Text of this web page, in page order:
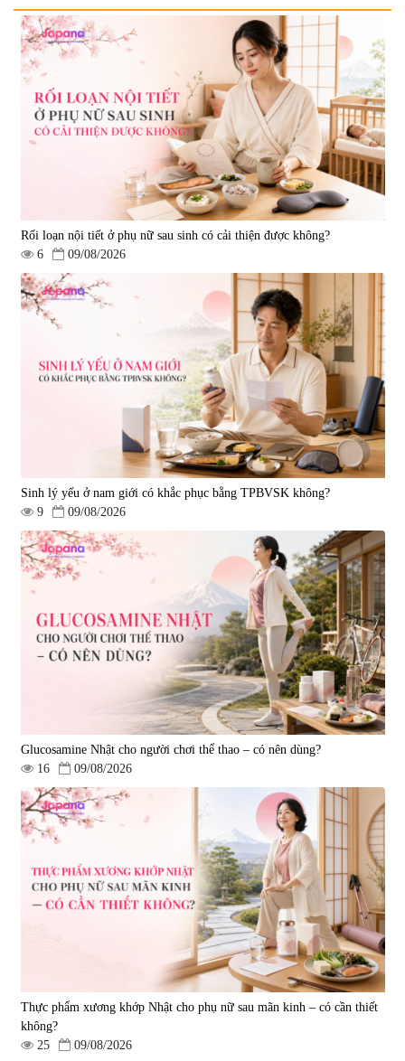
Viên uống cải thiện nội tiết tố nữ
Welson For Women Hàn Quốc
60 viên
10.560
739.350 đ 795.000 đ
Viên uống hỗ trợ dưỡng thận và
sinh lý nam Waki Kidney &
Men`s 180 viên - Date 09/2027
|4.899
1.850.000 đ
Viên uống hỗ trợ tăng cường
sinh lý nam Testosterone Welson
739.350 đ 795.000 đ
Viên uống đông trùng hạ thảo hỗ
trợ tăng cường sinh lực
Tohchukasou Premium Yo
Group 180 viên - Date 08/2027
|33.654
2.500.000 đ
Combo 2 Viên uống tăng cường
sinh lực nam giới Smart Power
120 viên
3.160.000 đ
Rối loạn nội tiết ở phụ nữ sau sinh có cải thiện được không?
6
09/08/2026
Sinh lý yếu ở nam giới có khắc phục bằng TPBVSK không?
9
09/08/2026
Glucosamine Nhật cho người chơi thể thao – có nên dùng?
16
09/08/2026
Thực phẩm xương khớp Nhật cho phụ nữ sau mãn kinh – có cần thiết
không?
25
09/08/2026